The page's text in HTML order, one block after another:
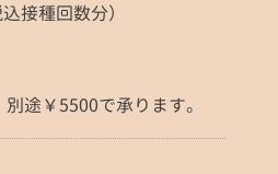
接種回数分）
途￥5500で承ります。